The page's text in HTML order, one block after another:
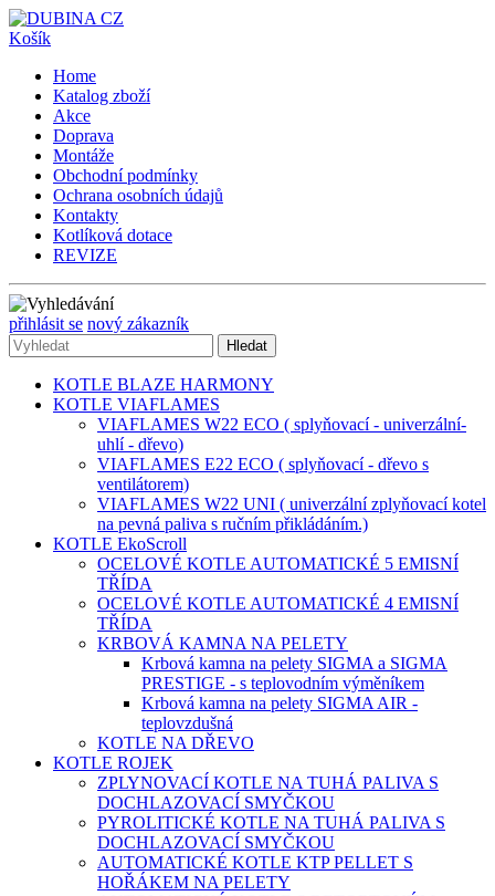
Košík
Home
Katalog zboží
Akce
Doprava
Montáže
Obchodní podmínky
Ochrana osobních údajů
Kontakty
Kotlíková dotace
REVIZE
přihlásit se nový zákazník
Hledat
KOTLE BLAZE HARMONY
KOTLE VIAFLAMES
VIAFLAMES W22 ECO ( splyňovací - univerzální-
uhlí - dřevo)
VIAFLAMES E22 ECO ( splyňovací - dřevo s
ventilátorem)
VIAFLAMES W22 UNI ( univerzální zplyňovací kotel
na pevná paliva s ručním přikládáním.)
KOTLE EkoScroll
OCELOVÉ KOTLE AUTOMATICKÉ 5 EMISNÍ
TŘÍDA
OCELOVÉ KOTLE AUTOMATICKÉ 4 EMISNÍ
TŘÍDA
KRBOVÁ KAMNA NA PELETY
Krbová kamna na pelety SIGMA a SIGMA
PRESTIGE - s teplovodním výměníkem
Krbová kamna na pelety SIGMA AIR -
teplovzdušná
KOTLE NA DŘEVO
KOTLE ROJEK
ZPLYNOVACÍ KOTLE NA TUHÁ PALIVA S
DOCHLAZOVACÍ SMYČKOU
PYROLITICKÉ KOTLE NA TUHÁ PALIVA S
DOCHLAZOVACÍ SMYČKOU
AUTOMATICKÉ KOTLE KTP PELLET S
HOŘÁKEM NA PELETY